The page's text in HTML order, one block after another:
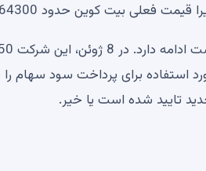
فعلی بیت کوین حدود 64300 دلار است.
استفاده برای پرداخت سود سهام را
تایید شده است یا خیر.